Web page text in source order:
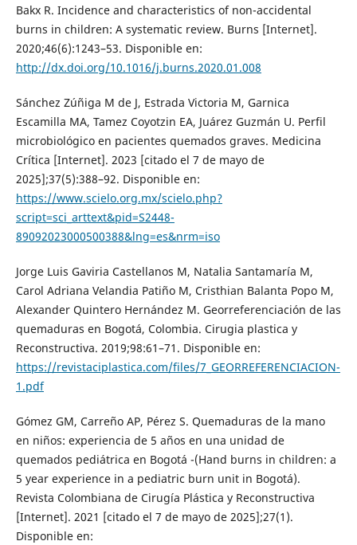
Bakx R. Incidence and characteristics of non-accidental
burns in children: A systematic review. Burns [Internet].
2020;46(6):1243–53. Disponible en:
http://dx.doi.org/10.1016/j.burns.2020.01.008
Sánchez Zúñiga M de J, Estrada Victoria M, Garnica
Escamilla MA, Tamez Coyotzin EA, Juárez Guzmán U. Perfil
microbiológico en pacientes quemados graves. Medicina
Crítica [Internet]. 2023 [citado el 7 de mayo de
2025];37(5):388–92. Disponible en:
https://www.scielo.org.mx/scielo.php?
script=sci_arttext&pid=S2448-
89092023000500388&lng=es&nrm=iso
Jorge Luis Gaviria Castellanos M, Natalia Santamaría M,
Carol Adriana Velandia Patiño M, Cristhian Balanta Popo M,
Alexander Quintero Hernández M. Georreferenciación de las
quemaduras en Bogotá, Colombia. Cirugia plastica y
Reconstructiva. 2019;98:61–71. Disponible en:
https://revistaciplastica.com/files/7_GEORREFERENCIACION-
1.pdf
Gómez GM, Carreño AP, Pérez S. Quemaduras de la mano
en niños: experiencia de 5 años en una unidad de
quemados pediátrica en Bogotá -(Hand burns in children: a
5 year experience in a pediatric burn unit in Bogotá).
Revista Colombiana de Cirugía Plástica y Reconstructiva
[Internet]. 2021 [citado el 7 de mayo de 2025];27(1).
Disponible en: